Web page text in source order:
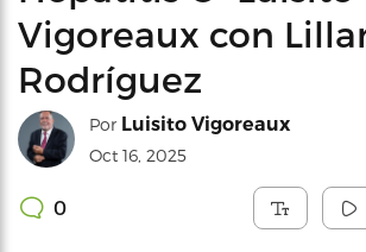
Vigoreaux con
Rodríguez
Por Luisito Vigoreaux
Oct 16, 2025
0